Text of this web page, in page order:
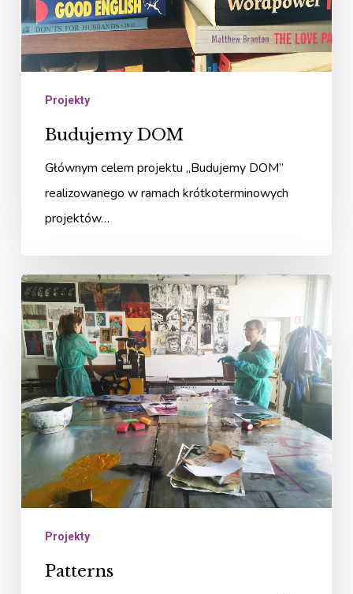
Projekty
Budujemy DOM
Głównym celem projektu „Budujemy DOM”
realizowanego w ramach krótkoterminowych
projektów…
Patterns
Projekty
Patterns